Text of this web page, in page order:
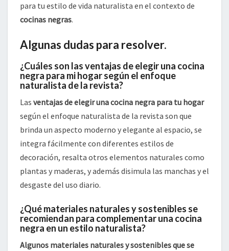
para tu estilo de vida naturalista en el contexto de
cocinas negras.
Algunas dudas para resolver.
¿Cuáles son las ventajas de elegir una cocina
negra para mi hogar según el enfoque
naturalista de la revista?
Las ventajas de elegir una cocina negra para tu hogar
según el enfoque naturalista de la revista son que
brinda un aspecto moderno y elegante al espacio, se
integra fácilmente con diferentes estilos de
decoración, resalta otros elementos naturales como
plantas y maderas, y además disimula las manchas y el
desgaste del uso diario.
¿Qué materiales naturales y sostenibles se
recomiendan para complementar una cocina
negra en un estilo naturalista?
Algunos materiales naturales y sostenibles que se